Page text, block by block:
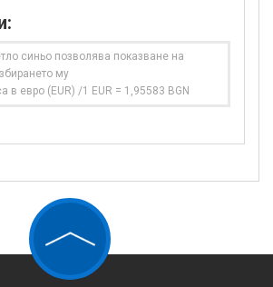
синьо позволява показване на
му
в евро (EUR) /1 EUR = 1,95583 BGN